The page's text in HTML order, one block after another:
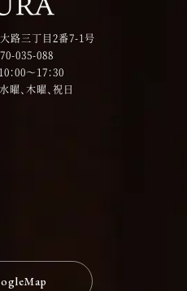
路三丁目2番7-1号
035-088
00～17：30
、木曜、祝日